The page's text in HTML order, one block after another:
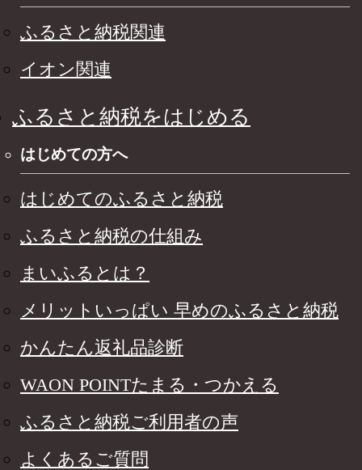
ふるさと納税関連
イオン関連
ふるさと納税をはじめる
はじめての方へ
はじめてのふるさと納税
ふるさと納税の仕組み
まいふるとは？
メリットいっぱい 早めのふるさと納税
かんたん返礼品診断
WAON POINTたまる・つかえる
ふるさと納税ご利用者の声
よくあるご質問